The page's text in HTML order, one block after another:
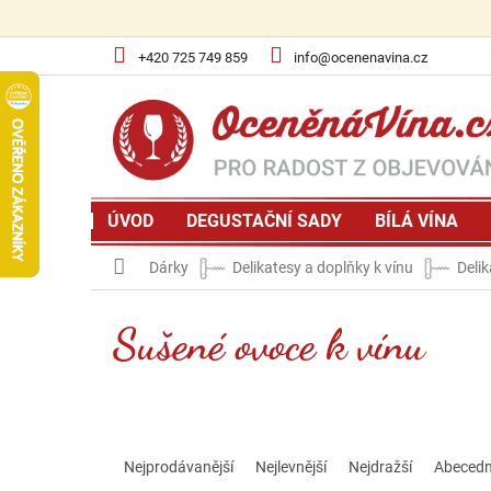
+420 725 749 859 info@ocenenavina.cz
ÚVOD DEGUSTAČNÍ SADY BÍLÁ VÍNA
Domů
Dárky Delikatesy a doplňky k vínu
Sušené ovoce k vínu
Nejprodávanější Nejlevnější Nejdražší